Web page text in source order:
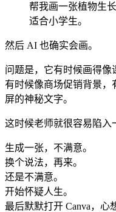
帮我画一张植物生
适合小学生。
然后 AI 也确实会画。
问题是，它有时候画得像
有时候像商场促销背景，
屏的神秘文字。
这时候老师就很容易陷入
生成一张，不满意。
换个说法，再来。
还是不满意。
开始怀疑人生。
最后默默打开 Canva，心